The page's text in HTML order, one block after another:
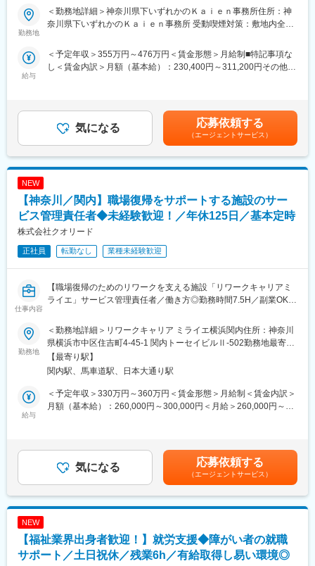
【仕事の魅力ポイント】
・年次関係なく挑戦できるフラットな環境。新しい企画や取り組
みにも積極的に関われる
いう瞬間に立ち会えるやりがい
・福祉の経験は不問◎研修制度も充実しており成長に合わせてサ
当社では、「働きたいけれど自信が持てない」「何度挑戦しても
うまくいかない」と悩む障害のある方に対し、就職から職場定着
までを一貫して支援しています。
利用者様が自信を取り戻し、新たな一歩を踏み出していく姿を間
近で見届けられることはもちろん、自分自身も人材支援・キャリ
・障害のある方の就活支援（キャリアカウンセリング・ビジネス
マナーのレクチャー・面接練習対応、企業訪問・面接同行な
ど）、定着支援
・関係機関との連携
・職業訓練の開発・運営補助
・企業に対する人材紹介・マッチング（訓練生・同社運営求人サ
イトの登録会員）
※「プレ就労移行支援」ともいえる「自立訓練（生活訓練）」で勤
■研修について：
◎入社時から段階的で充実した研修制度を整えています。
・入社～2週間：新人研修を実施
・入社1・3・6か月ごとに、業務の振り返りや成長確認を行いま
→6か月目には同期合宿を開催し、社長によるミッションレクチ
ャーやケース会議を行います。
◎キャリアに合わせた研修を提供し、常に学んでいける環境
■業界未経験の方も多数活躍！
福祉業界の経験は問いません。
営業、販売・接客、教育、事務など、多様なバックグラウンドを
■当社について
2009年創業。「障害 × 強み × 仕事」の領域で、人材紹介や就労支
援を手掛けるパイオニア企業です。
勤務地
＜勤務地詳細＞神奈川県下いずれかのＫａｉｅｎ事務所住所：神
奈川県下いずれかのＫａｉｅｎ事務所 受動喫煙対策：敷地内全面
給与
＜予定年収＞355万円～476万円＜賃金形態＞月給制■特記事項な
し＜賃金内訳＞月額（基本給）：230,400円～311,200円その他固
より変更になる可能性があります。賃金はあくまでも目安の金額
であり、選考を通じて上下する可能性があります。月給(月額)は固
気になる 応募依頼する
（エージェントサービス）
NEW
【神奈川／関内】職場復帰をサポートする施設のサー
ビス管理責任者◆未経験歓迎！／年休125日／基本定時
株式会社クオリード
正社員 転勤なし 業種未経験歓迎
仕事内容
【職場復帰のためのリワークを支える施設「リワークキャリアミ
ライエ」サービス管理責任者／働き方◎勤務時間7.5H／副業OK／
■業務概要：
休職者様の職場復帰をサポートする「リワークキャリアミライエ
横浜関内」にてサービス管理責任者をお任せします！
2026年2月にリニューアルオープンした新しい施設です。
■業務内容：
・事業所のメネジメント(人材・売上管理)
・日々の支援業務のフォローアップ
■配属部署・組織構成：
・所定労働時間7.5時間、年間休日125日、残業はほぼなしとメリ
ハリをつけて就業できますのでワークライフバランスが充実でき
勤務地
＜勤務地詳細＞リワークキャリア ミライエ横浜関内住所：神奈川
県横浜市中区住吉町4-45-1 関内トーセイビルⅡ-502勤務地最寄
駅：JR京浜東北線／関内駅受動喫煙対策：敷地内全面禁煙
【最寄り駅】
関内駅、馬車道駅、日本大通り駅
給与
＜予定年収＞330万円～360万円＜賃金形態＞月給制＜賃金内訳＞
月額（基本給）：260,000円～300,000円＜月給＞260,000円～
気になる 応募依頼する
（エージェントサービス）
NEW
【福祉業界出身者歓迎！】就労支援◆障がい者の就職
サポート／土日祝休／残業6h／有給取得し易い環境◎